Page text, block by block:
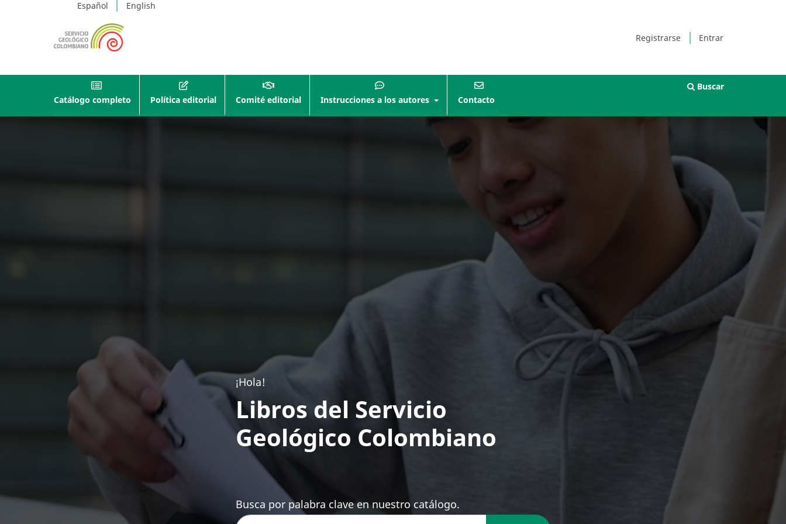
Español English
Registrarse Entrar
Catálogo completo Política editorial Comité editorial Instrucciones a los autores Contacto
Buscar
¡Hola!
Libros del Servicio
Geológico Colombiano
Busca por palabra clave en nuestro catálogo.